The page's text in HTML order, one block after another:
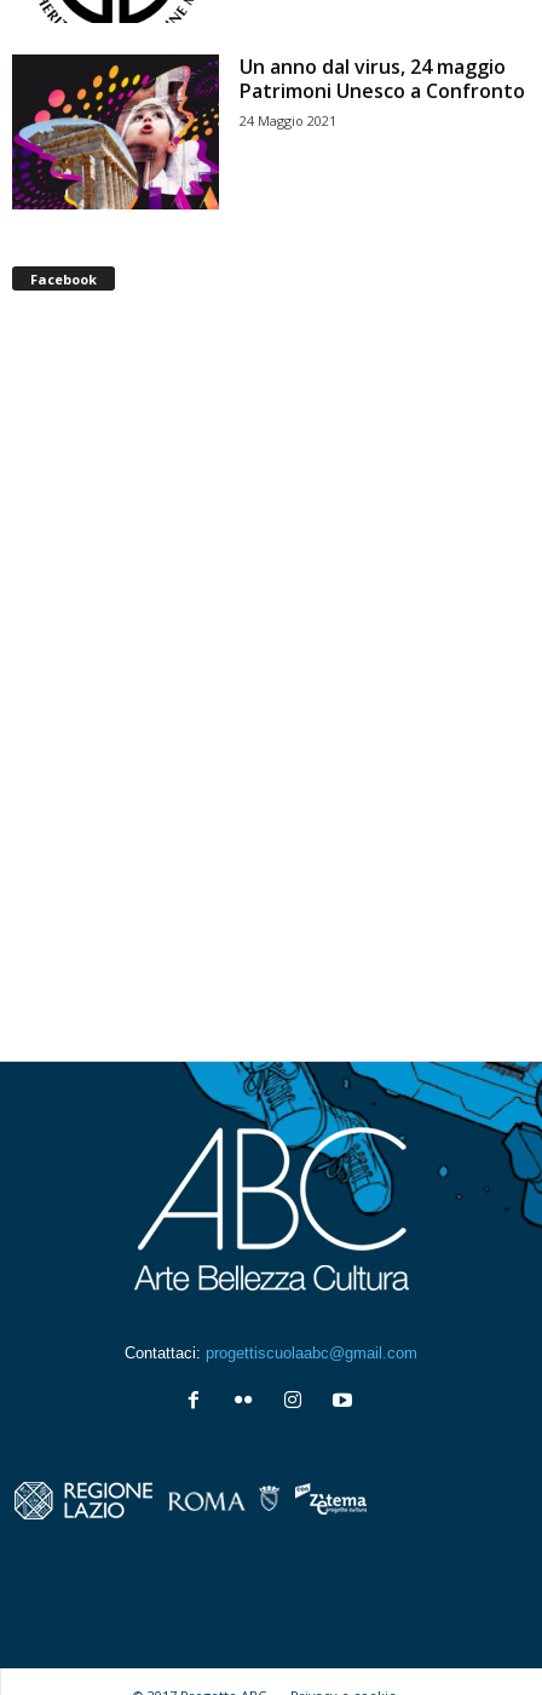
Un anno dal virus, 24 maggio
Patrimoni Unesco a Confronto
24 Maggio 2021
Facebook
Contattaci: progettiscuolaabc@gmail.com